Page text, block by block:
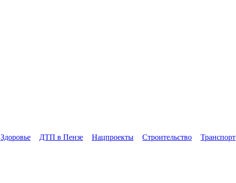
Здоровье ДТП в Пензе Нацпроекты Строительство Транспорт